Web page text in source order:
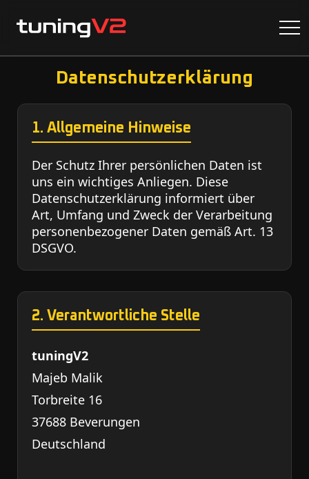
Datenschutzerklärung
1. Allgemeine Hinweise
Der Schutz Ihrer persönlichen Daten ist
uns ein wichtiges Anliegen. Diese
Datenschutzerklärung informiert über
Art, Umfang und Zweck der Verarbeitung
personenbezogener Daten gemäß Art. 13
DSGVO.
2. Verantwortliche Stelle
tuningV2
Majeb Malik
Torbreite 16
37688 Beverungen
Deutschland